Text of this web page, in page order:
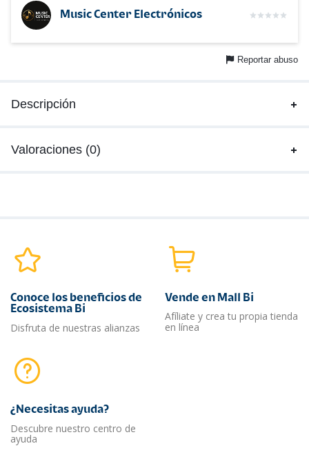
Music Center Electrónicos
Reportar abuso
Descripción
Valoraciones (0)
Conoce los beneficios de
Ecosistema Bi
Disfruta de nuestras alianzas
Vende en Mall Bi
Afíliate y crea tu propia tienda
en línea
¿Necesitas ayuda?​
Descubre nuestro centro de
ayuda